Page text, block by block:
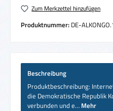
Zum Merkzettel hinzufügen
Produktnummer: DE-
Beschreibung
Produktbeschreibung:
die Demokratische Republik
verbunden und e… Mehr